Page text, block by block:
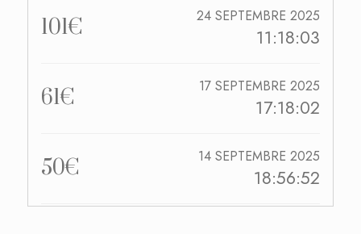
101€ 24 SEPTEMBRE 2025
11:18:03
61€ 17 SEPTEMBRE 2025
17:18:02
50€ 14 SEPTEMBRE 2025
18:56:52